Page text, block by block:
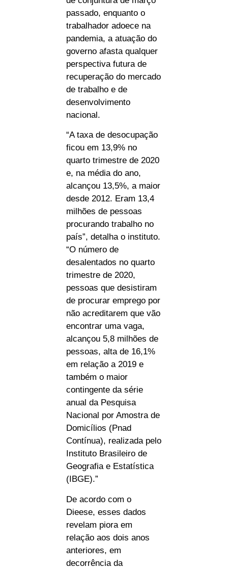
passado, enquanto o
trabalhador adoece na
pandemia, a atuação do
governo afasta qualquer
perspectiva futura de
recuperação do mercado
de trabalho e de
desenvolvimento
nacional.
“A taxa de desocupação
ficou em 13,9% no
quarto trimestre de 2020
e, na média do ano,
alcançou 13,5%, a maior
desde 2012. Eram 13,4
milhões de pessoas
procurando trabalho no
país”, detalha o instituto.
“O número de
desalentados no quarto
trimestre de 2020,
pessoas que desistiram
de procurar emprego por
não acreditarem que vão
encontrar uma vaga,
alcançou 5,8 milhões de
pessoas, alta de 16,1%
em relação a 2019 e
também o maior
contingente da série
anual da Pesquisa
Nacional por Amostra de
Domicílios (Pnad
Contínua), realizada pelo
Instituto Brasileiro de
Geografia e Estatística
(IBGE).”
De acordo com o
Dieese, esses dados
revelam piora em
relação aos dois anos
anteriores, em
decorrência da